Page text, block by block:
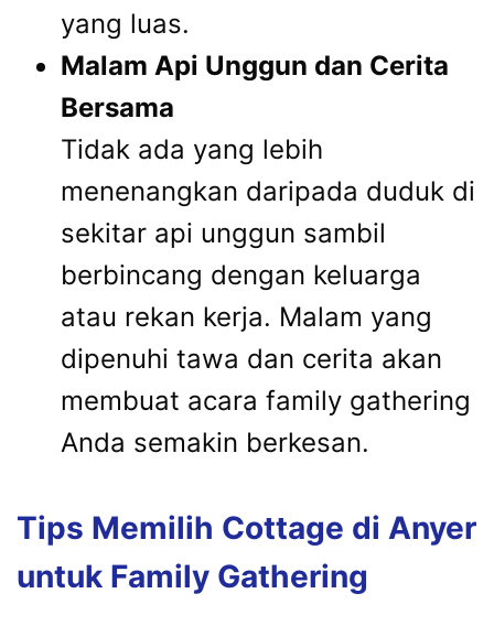
yang luas.
Malam Api Unggun dan Cerita
Bersama
Tidak ada yang lebih
menenangkan daripada duduk di
sekitar api unggun sambil
berbincang dengan keluarga
atau rekan kerja. Malam yang
dipenuhi tawa dan cerita akan
membuat acara family gathering
Anda semakin berkesan.
Tips Memilih Cottage di Anyer
untuk Family Gathering